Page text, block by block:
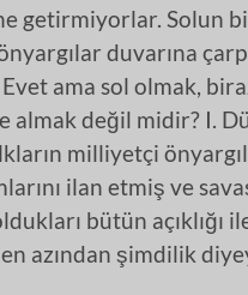
getirmiyorlar. Solun
duvarına
ama sol olmak,
almak değil midir? I.
milliyetçi
ilan etmiş ve
bütün açıklığı
azından şimdilik